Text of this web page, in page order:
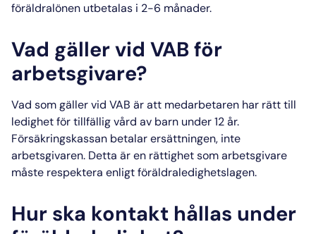
föräldralönen utbetalas i 2-6 månader.
Vad gäller vid VAB för
arbetsgivare?
Vad som gäller vid VAB är att medarbetaren har rätt till
ledighet för tillfällig vård av barn under 12 år.
Försäkringskassan betalar ersättningen, inte
arbetsgivaren. Detta är en rättighet somarbetsgivare
måste respektera enligtföräldraledighetslagen.
Hur ska kontakt hållas under